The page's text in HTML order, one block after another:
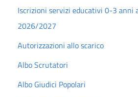
Iscrizioni servizi educativi 0-3 anni
2026/2027
Autorizzazioni allo scarico
Albo Scrutatori
Albo Giudici Popolari